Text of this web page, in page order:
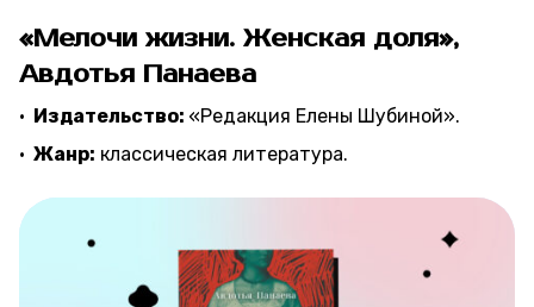
«Мелочи жизни. Женская доля»,
Авдотья Панаева
Издательство: «Редакция Елены Шубиной».
Жанр: классическая литература.